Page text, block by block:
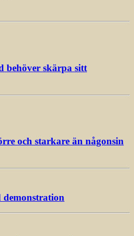
behöver skärpa sitt
och starkare än någonsin
demonstration